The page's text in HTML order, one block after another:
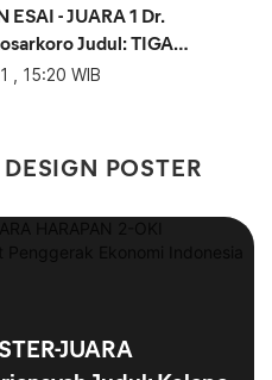
- JUARA 1 Dr.
Judul: TIGA
KELAPA
, 15:20 WIB
POSTER
JUARA